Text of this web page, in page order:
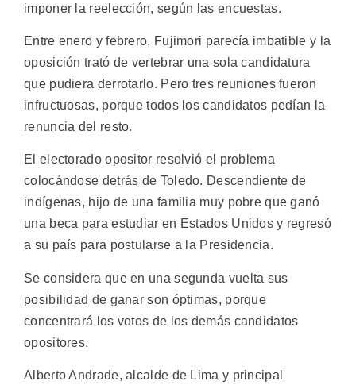
imponer la reelección, según las encuestas.
Entre enero y febrero, Fujimori parecía imbatible y la
oposición trató de vertebrar una sola candidatura
que pudiera derrotarlo. Pero tres reuniones fueron
infructuosas, porque todos los candidatos pedían la
renuncia del resto.
El electorado opositor resolvió el problema
colocándose detrás de Toledo. Descendiente de
indígenas, hijo de una familia muy pobre que ganó
una beca para estudiar en Estados Unidos y regresó
a su país para postularse a la Presidencia.
Se considera que en una segunda vuelta sus
posibilidad de ganar son óptimas, porque
concentrará los votos de los demás candidatos
opositores.
Alberto Andrade, alcalde de Lima y principal